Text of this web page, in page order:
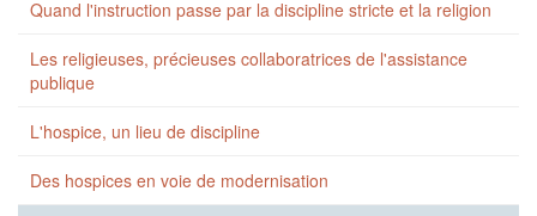
Quand l'instruction passe par la discipline stricte et la religion
Les religieuses, précieuses collaboratrices de l'assistance
publique
L'hospice, un lieu de discipline
Des hospices en voie de modernisation